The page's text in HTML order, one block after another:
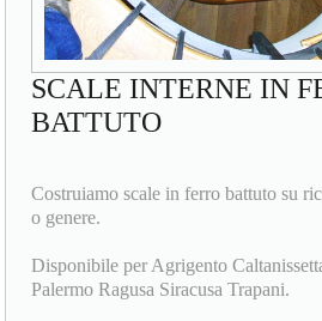
SCALE INTERNE IN
BATTUTO
Costruiamo scale in ferro battuto su
o genere.
Disponibile per Agrigento
Palermo Ragusa Siracusa Trapani.